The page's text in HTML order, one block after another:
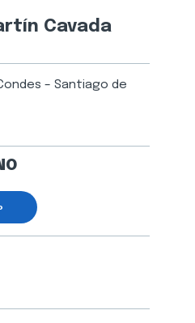
Cavada
– Santiago de